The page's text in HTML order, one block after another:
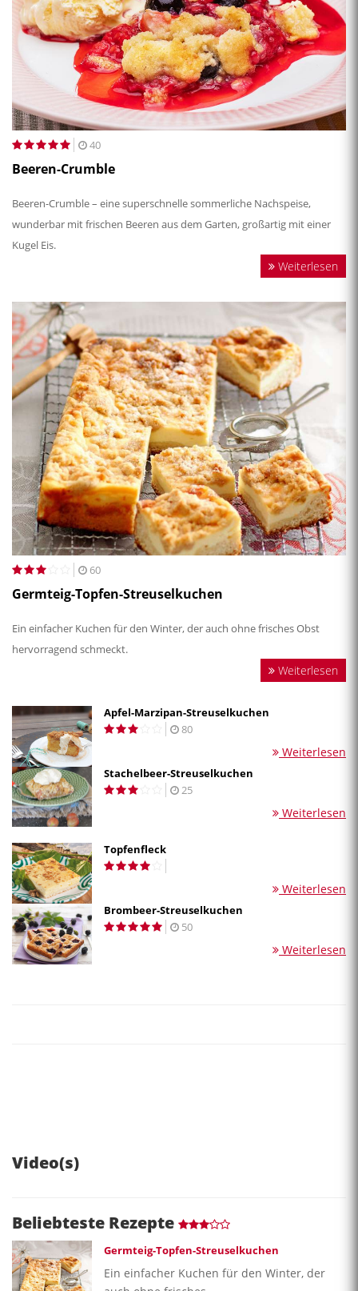
40
Beeren-Crumble
Beeren-Crumble – eine superschnelle sommerliche Nachspeise,
wunderbar mit frischen Beeren aus dem Garten, großartig mit einer
Kugel Eis.
Weiterlesen
60
Germteig-Topfen-Streuselkuchen
Ein einfacher Kuchen für den Winter, der auch ohne frisches Obst
hervorragend schmeckt.
Weiterlesen
Apfel-Marzipan-Streuselkuchen
80
Weiterlesen
Stachelbeer-Streuselkuchen
25
Weiterlesen
Topfenfleck
Weiterlesen
Brombeer-Streuselkuchen
50
Weiterlesen
Video(s)
Beliebteste Rezepte
Germteig-Topfen-Streuselkuchen
Ein einfacher Kuchen für den Winter, der